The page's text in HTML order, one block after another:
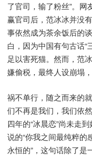
了官司，输了粉丝”。网
赢官司后，范冰冰并没
事依然成为茶余饭后的
白，因为中国有句古话“
足以害死猫。然而，范
嫌偷税，最终人设崩塌
祸不单行，随之而来的
们不再是我们，我们依
四年的“冰晨恋”尚未走
说的“你我之间最纯粹的
永恒的”，这句话除了是